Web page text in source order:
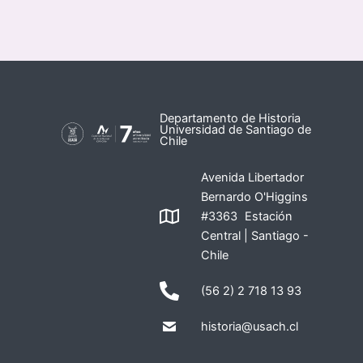
Departamento de Historia
Universidad de Santiago de
Chile
Avenida Libertador
Bernardo O'Higgins
#3363 Estación
Central | Santiago -
Chile
(56 2) 2 718 13 93
historia@usach.cl